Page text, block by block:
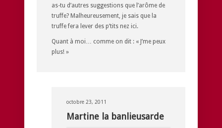
as-tu d’autres suggestions que l’arôme de
truffe? Malheureusement, je sais que la
truffe fera lever des p’tits nez ici.
Quant à moi… comme on dit : « J’me peux
plus! »
octobre 23, 2011
Martine la banlieusarde